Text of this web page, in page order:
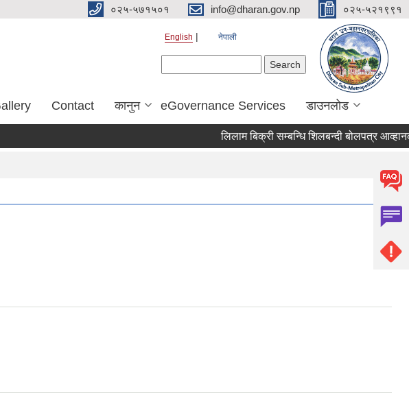
०२५-५७१५०१ info@dharan.gov.np ०२५-५२१९९१
English नेपाली
Contact कानुन eGovernance Services डाउनलोड
लिलाम बिक्री सम्बन्धि